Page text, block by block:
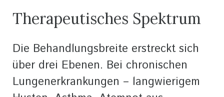
Therapeutisches Spektrum
Die Behandlungsbreite erstreckt sich
über drei Ebenen. Bei chronischen
Lungenerkrankungen – langwierigem